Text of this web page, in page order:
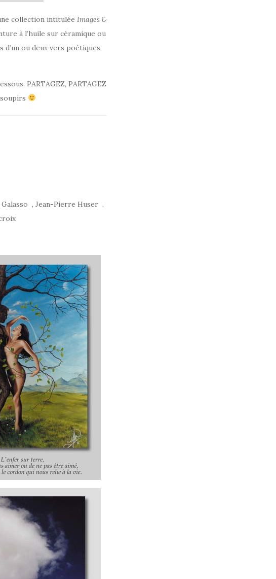
collection intitulée Images &
à l’huile sur céramique ou
ou deux vers poétiques
PARTAGEZ, PARTAGEZ
, Jean-Pierre Huser ,